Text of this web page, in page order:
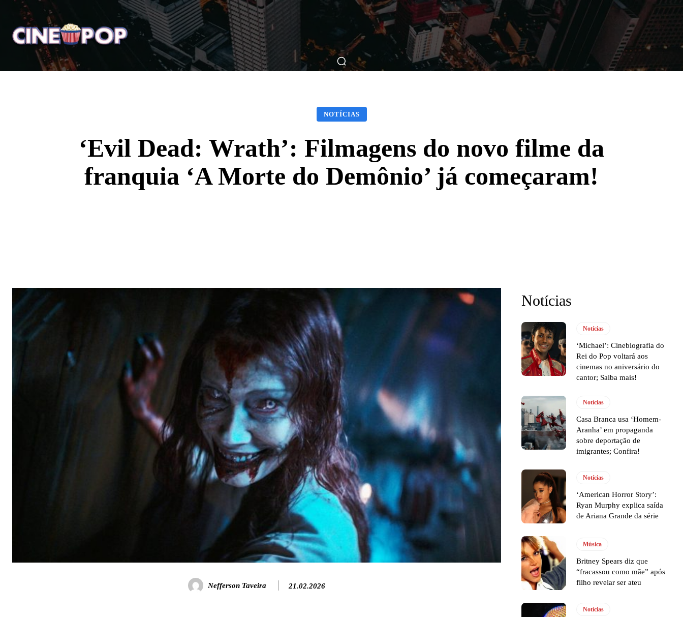
Home Notícias Críticas Breve Nos Cinemas Matérias Nos Cinemas Filmes Séries Música Gênero
NOTÍCIAS
‘Evil Dead: Wrath’: Filmagens do novo filme da
franquia ‘A Morte do Demônio’ já começaram!
Nefferson Taveira 21.02.2026
Notícias
Notícias
‘Michael’: Cinebiografia do
Rei do Pop voltará aos
cinemas no aniversário do
cantor; Saiba mais!
Notícias
Casa Branca usa ‘Homem-
Aranha’ em propaganda
sobre deportação de
imigrantes; Confira!
Notícias
‘American Horror Story’:
Ryan Murphy explica saída
de Ariana Grande da série
Música
Britney Spears diz que
“fracassou como mãe” após
filho revelar ser ateu
Notícias